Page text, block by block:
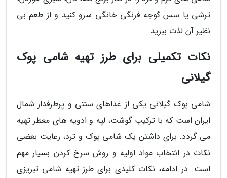
ترشی یا سس گوجه فرنگی خانگی سرو کنید و از طعم بی
نظیر آن لذت ببرید.
نکات تکمیلی برای طرز تهیه شامی پوک
گیلانی
شامی پوک گیلانی یکی از غذاهای سنتی و پرطرفدار شمال
ایران است که با ترکیب گوشت، لپه و ادویه های معطر تهیه
می گردد. برای داشتن یک شامی پوک و ترد، رعایت بعضی
نکات در انتخاب مواد اولیه و روش سرخ کردن بسیار مهم
است. در ادامه، نکات کلیدی برای طرز تهیه شامی تبریزی